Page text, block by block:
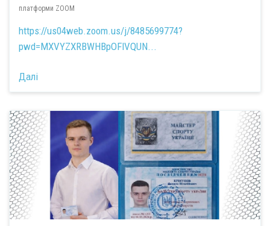
платформи ZOOM
https://us04web.zoom.us/j/8485699774?
pwd=MXVYZXRBWHBpOFlVQUN...
Далі